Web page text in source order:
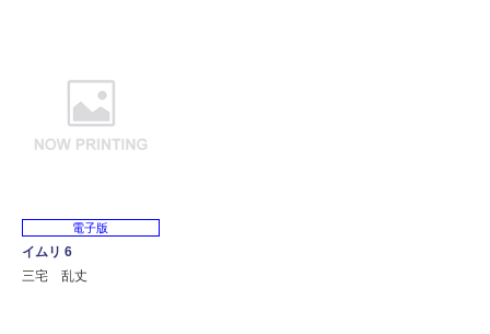
電子版
イムリ 6
三宅 乱丈